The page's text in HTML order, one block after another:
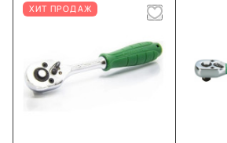
ХИТ ПРОДАЖ